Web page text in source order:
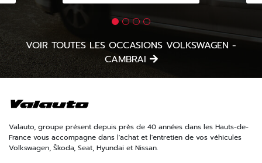
VOIR TOUTES LES OCCASIONS VOLKSWAGEN -
CAMBRAI
Valauto, groupe présent depuis près de 40 années dans les Hauts-de-
France vous accompagne dans l'achat et l'entretien de vos véhicules
Volkswagen, Škoda, Seat, Hyundai et Nissan.